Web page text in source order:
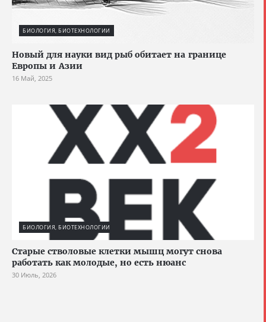
БИОЛОГИЯ, БИОТЕХНОЛОГИИ
Новый для науки вид рыб обитает на границе
Европы и Азии
16 Май, 2025
БИОЛОГИЯ, БИОТЕХНОЛОГИИ
Старые стволовые клетки мышц могут снова
работать как молодые, но есть нюанс
30 Июль, 2026